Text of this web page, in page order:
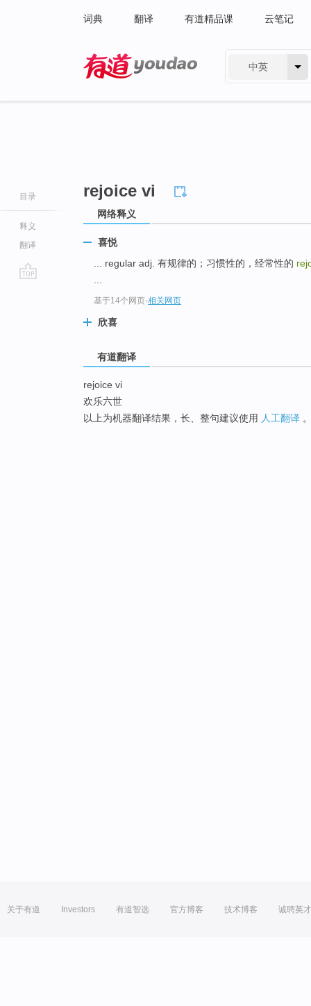
词典 翻译 有道精品课 云笔记
中英
目录
释义
翻译
rejoice vi
网络释义
喜悦
... regular adj. 有规律的；习惯性的，经常性的
基于14个网页-相关网页
欣喜
有道翻译
rejoice vi
欢乐六世
以上为机器翻译结果，长、整句建议使用 人工翻译
关于有道 Investors 有道智选 官方博客 技术博客 诚聘英才